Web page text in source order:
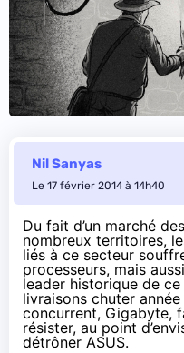
Nil Sanyas
Le 17 février 2014 à 14h40
Du fait d’un marché
nombreux territoires,
liés à ce secteur
processeurs, mais
leader historique de
livraisons chuter
concurrent, Gigabyte,
résister, au point
détrôner ASUS.